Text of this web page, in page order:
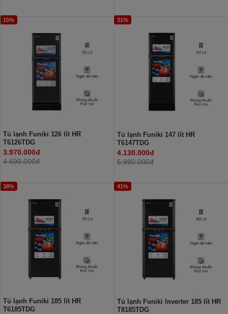
15%
Tủ lạnh Funiki 126 lít HR
T6126TDG
3.970.000đ
4.690.000đ
31%
Tủ lạnh Funiki 147 lít HR
T6147TDG
4.130.000đ
5.990.000đ
38%
Tủ lạnh Funiki 185 lít HR
T6185TDG
41%
Tủ lạnh Funiki Inverter 185 lít HR
T8185TDG